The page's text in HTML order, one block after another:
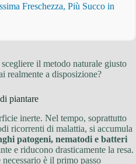
Freschezza, Più Succo in
il metodo naturale giusto
realmente a disposizione?
piantare
inerte. Nel tempo, soprattutto
ricorrenti di malattia, si accumula
patogeni, nematodi e batteri
e riducono drasticamente la resa.
è il primo passo